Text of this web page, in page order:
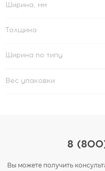
Ширина, мм
Толщина
Ширина по типу
Вес упаковки
8
Вы можете получить